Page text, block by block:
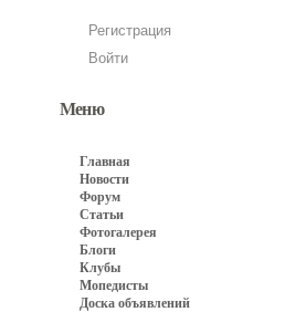
Регистрация
Войти
Меню
Главная
Новости
Форум
Статьи
Фотогалерея
Блоги
Клубы
Мопедисты
Доска объявлений